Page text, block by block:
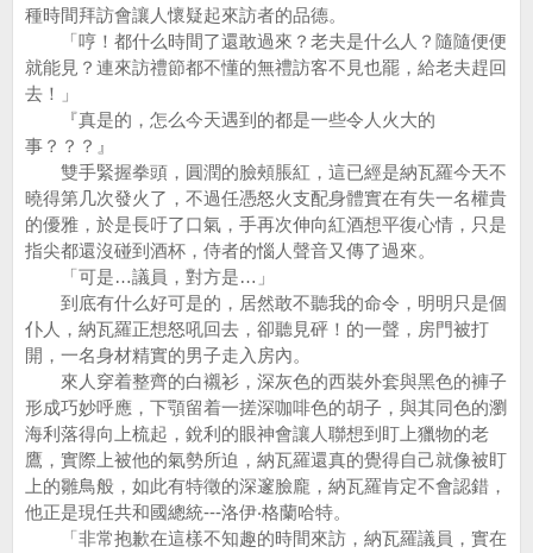
種時間拜訪會讓人懷疑起來訪者的品德。
「哼！都什么時間了還敢過來？老夫是什么人？隨隨便便
就能見？連來訪禮節都不懂的無禮訪客不見也罷，給老夫趕回
去！」
『真是的，怎么今天遇到的都是一些令人火大的
事？？？』
雙手緊握拳頭，圓潤的臉頰脹紅，這已經是納瓦羅今天不
曉得第几次發火了，不過任憑怒火支配身體實在有失一名權貴
的優雅，於是長吁了口氣，手再次伸向紅酒想平復心情，只是
指尖都還沒碰到酒杯，侍者的惱人聲音又傳了過來。
「可是…議員，對方是…」
到底有什么好可是的，居然敢不聽我的命令，明明只是個
仆人，納瓦羅正想怒吼回去，卻聽見砰！的一聲，房門被打
開，一名身材精實的男子走入房內。
來人穿着整齊的白襯衫，深灰色的西裝外套與黑色的褲子
形成巧妙呼應，下顎留着一搓深咖啡色的胡子，與其同色的瀏
海利落得向上梳起，銳利的眼神會讓人聯想到盯上獵物的老
鷹，實際上被他的氣勢所迫，納瓦羅還真的覺得自己就像被盯
上的雛鳥般，如此有特徵的深邃臉龐，納瓦羅肯定不會認錯，
他正是現任共和國總統---洛伊‧格蘭哈特。
「非常抱歉在這樣不知趣的時間來訪，納瓦羅議員，實在